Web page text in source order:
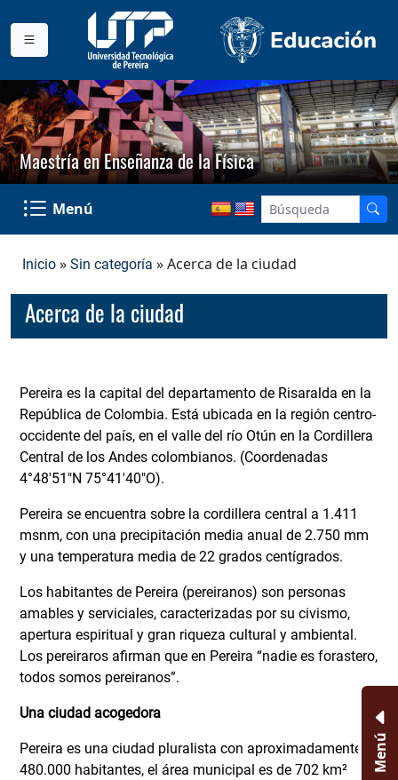
Maestría en Enseñanza de la Física
Menú
Inicio » Sin categoría » Acerca de la ciudad
Acerca de la ciudad
Pereira es la capital del departamento de Risaralda en la
República de Colombia. Está ubicada en la región centro-
occidente del país, en el valle del río Otún en la Cordillera
Central de los Andes colombianos. (Coordenadas
4°48′51″N 75°41′40″O).
Pereira se encuentra sobre la cordillera central a 1.411
msnm, con una precipitación media anual de 2.750 mm
y una temperatura media de 22 grados centígrados.
Los habitantes de Pereira (pereiranos) son personas
amables y serviciales, caracterizadas por su civismo,
apertura espiritual y gran riqueza cultural y ambiental.
Los pereiraros afirman que en Pereira “nadie es forastero,
todos somos pereiranos”.
Una ciudad acogedora
Pereira es una ciudad pluralista con aproximadamente
480.000 habitantes, el área municipal es de 702 km²
Menú